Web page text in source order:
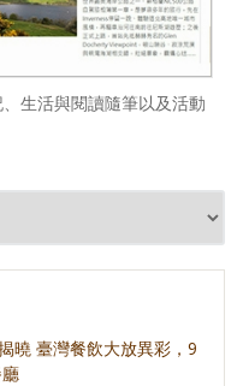
生活與閱讀隨筆以及活動
曉 臺灣餐飲大放異彩，9